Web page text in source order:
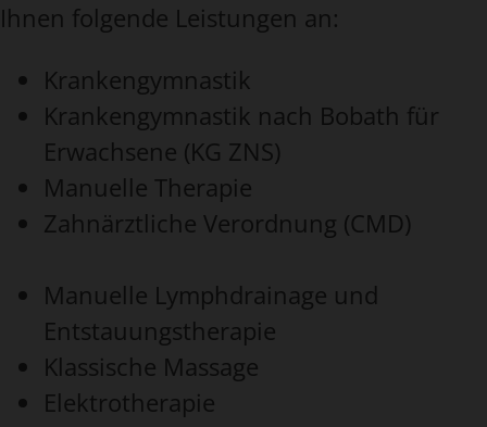
Ihnen folgende Leistungen an:
Krankengymnastik
Krankengymnastik nach Bobath für
Erwachsene (KG ZNS)
Manuelle Therapie
Zahnärztliche Verordnung (CMD)
Manuelle Lymphdrainage und
Entstauungstherapie
Klassische Massage
Elektrotherapie